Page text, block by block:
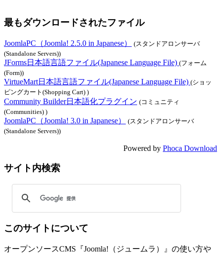
最もダウンロードされたファイル
JoomlaPC（Joomla! 2.5.0 in Japanese）
(スタンドアロンサーバ
(Standalone Servers))
JForms日本語言語ファイル(Japanese Language File) (フォーム
(Form))
VirtueMart日本語言語ファイル(Japanese Language File) (ショッ
ピングカート(Shopping Cart) )
Community Builder日本語化プラグイン (コミュニティ
(Communities) )
JoomlaPC（Joomla! 3.0 in Japanese）
(スタンドアロンサーバ
(Standalone Servers))
Powered by Phoca Download
サイト内検索
このサイトについて
オープンソースCMS『Joomla!（ジュームラ）』の使い方や